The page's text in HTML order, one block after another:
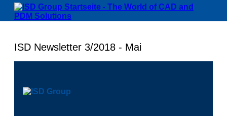
ISD Newsletter 3/2018 - Mai